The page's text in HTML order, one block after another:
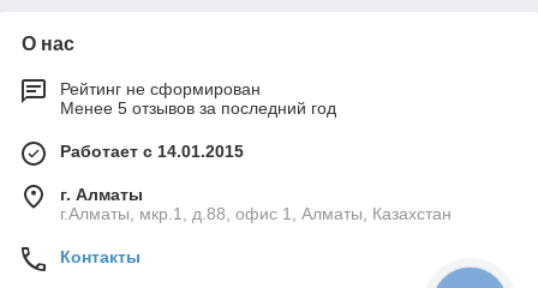
О нас
Рейтинг не сформирован
Менее 5 отзывов за последний год
Работает с 14.01.2015
г. Алматы
г.Алматы, мкр.1, д.88, офис 1, Алматы, Казахстан
Контакты